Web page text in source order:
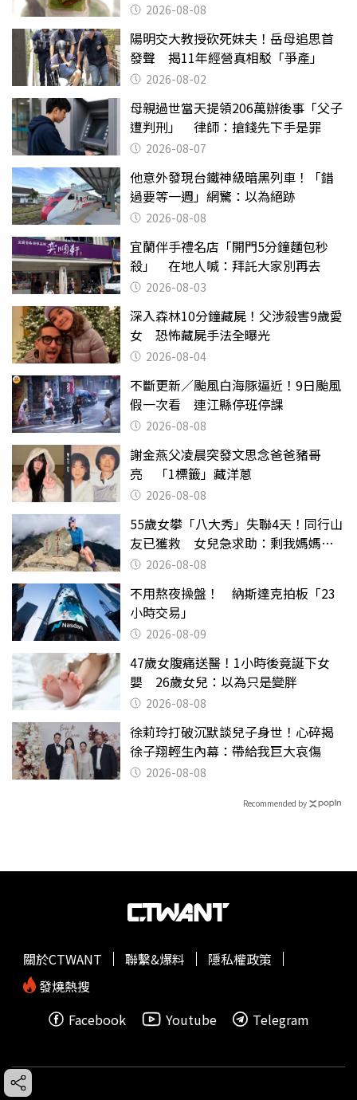
2026-08-08
陽明交大教授砍死妹夫！岳母追思首
發聲 揭11年經營真相駁「爭產」
2026-08-02
母親過世當天提領206萬辦後事「父子
遭判刑」 律師：搶錢先下手是罪
2026-08-07
他意外發現台鐵神級暗黑列車！「錯
過要等一週」網驚：以為絕跡
2026-08-08
宜蘭伴手禮名店「開門5分鐘麵包秒
殺」 在地人喊：拜託大家別再去
2026-08-03
深入森林10分鐘藏屍！父涉殺害9歲愛
女 恐怖藏屍手法全曝光
2026-08-04
不斷更新／颱風白海豚逼近！9日颱風
假一次看 連江縣停班停課
2026-08-08
謝金燕父凌晨突發文思念爸爸豬哥
亮 「1標籤」藏洋蔥
2026-08-08
55歲女攀「八大秀」失聯4天！同行山
友已獲救 女兒急求助：剩我媽媽還
沒找到
2026-08-08
不用熬夜操盤！ 納斯達克拍板「23
小時交易」
2026-08-09
47歲女腹痛送醫！1小時後竟誕下女
嬰 26歲女兒：以為只是變胖
2026-08-08
徐莉玲打破沉默談兒子身世！心碎揭
徐子翔輕生內幕：帶給我巨大哀傷
2026-08-08
Recommended by
關於CTWANT 聯繫&爆料
隱私權政策
發燒熱搜
Facebook
Youtube Telegram